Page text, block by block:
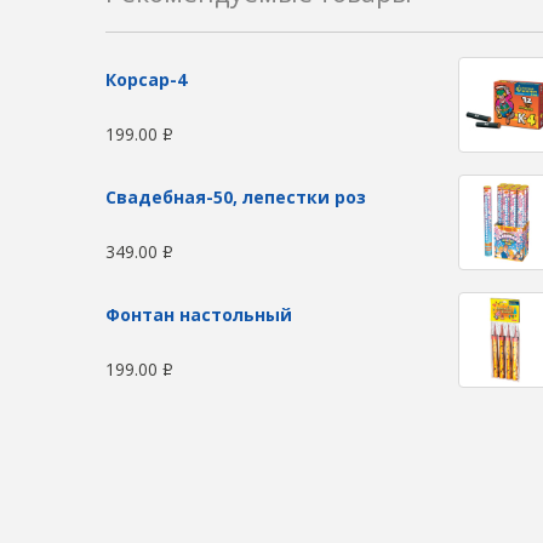
Корсар-4
199.00 Р
Свадебная-50, лепестки роз
349.00 Р
Фонтан настольный
199.00 Р